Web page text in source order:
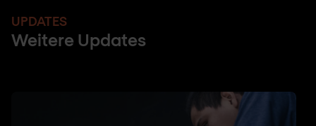
UPDATES
Weitere Updates